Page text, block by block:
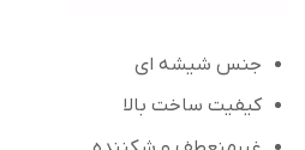
جنس شیشه ای
کیفیت ساخت بالا